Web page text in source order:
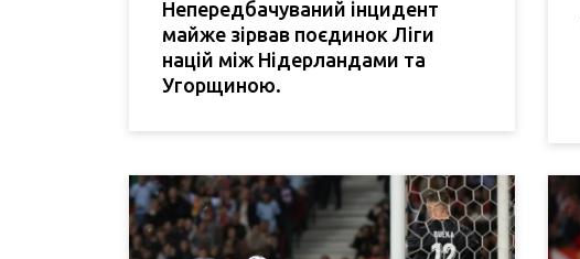
Непередбачуваний інцидент
майже зірвав поєдинок Ліги
націй між Нідерландами та
Угорщиною.